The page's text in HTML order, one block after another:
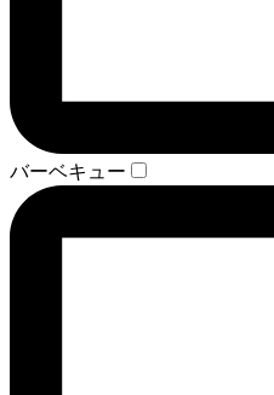
バーベキュー